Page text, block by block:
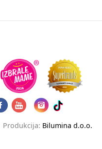
Produkcija: Bilumina d.o.o.